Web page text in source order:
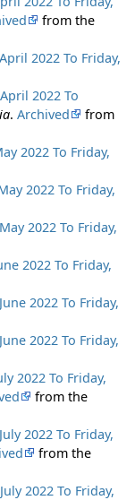
from the
2022 To Friday,
2022 To
.Archived
from
2022 To Friday,
2022 To Friday,
2022 To Friday,
2022 To Friday,
2022 To Friday,
2022 To Friday,
2022 To Friday,
from the
2022 To Friday,
from the
2022 To Friday,